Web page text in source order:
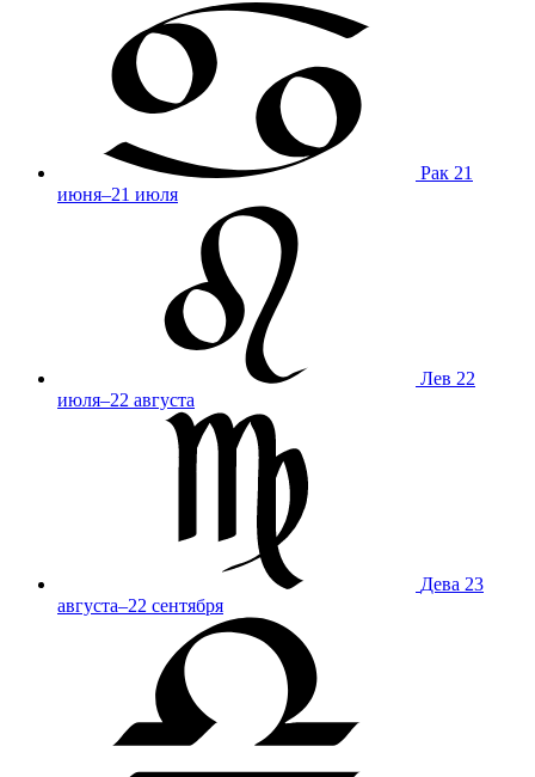
Рак 21
июня–21 июля
Лев 22
июля–22 августа
Дева 23
августа–22 сентября